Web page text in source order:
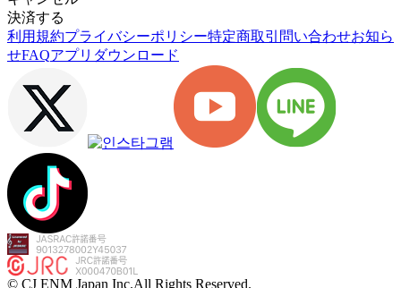
決済する
利用規約プライバシーポリシー特定商取引 問い合わせお知ら
せFAQアプリダウンロード
© CJ ENM Japan Inc.All Rights Reserved.